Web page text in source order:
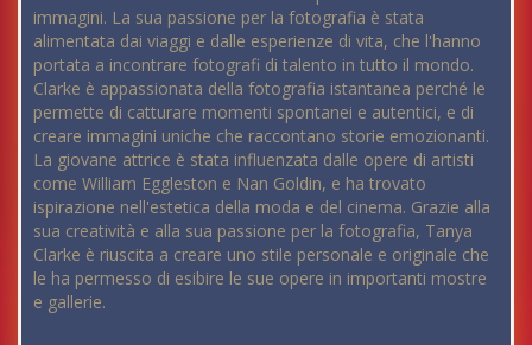
immagini. La sua passione per la fotografia è stata
alimentata dai viaggi e dalle esperienze di vita, che l'hanno
portata a incontrare fotografi di talento in tutto il mondo.
Clarke è appassionata della fotografia istantanea perché le
permette di catturare momenti spontanei e autentici, e di
creare immagini uniche che raccontano storie emozionanti.
La giovane attrice è stata influenzata dalle opere di artisti
come William Eggleston e Nan Goldin, e ha trovato
ispirazione nell'estetica della moda e del cinema. Grazie alla
sua creatività e alla sua passione per la fotografia, Tanya
Clarke è riuscita a creare uno stile personale e originale che
le ha permesso di esibire le sue opere in importanti mostre
e gallerie.